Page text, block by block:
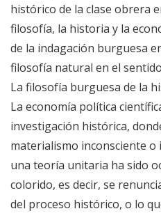
histórico de la clase obrera
filosofía, la historia y la
de la indagación burguesa
filosofía natural en el
La filosofía burguesa de la
La economía política
investigación histórica,
materialismo inconsciente
una teoría unitaria ha sido
colorido, es decir, se
del proceso histórico, o lo